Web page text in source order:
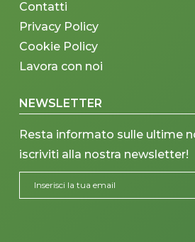
Contatti
Privacy Policy
Cookie Policy
Lavora con noi
NEWSLETTER
Resta informato sulle ultime
iscriviti alla nostra newsletter!